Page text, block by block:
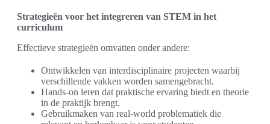
Strategieën voor het integreren van STEM in het
curriculum
Effectieve strategieën omvatten onder andere:
Ontwikkelen van interdisciplinaire projecten waarbij
verschillende vakken worden samengebracht.
Hands-on leren dat praktische ervaring biedt en theorie
in de praktijk brengt.
Gebruikmaken van real-world problematiek die